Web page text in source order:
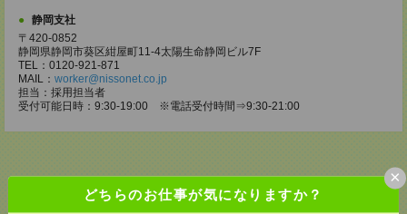
どちらのお仕事が気になりますか？
×
静岡支社
〒420-0852
静岡県静岡市葵区紺屋町11-4太陽生命静岡ビル7F
TEL：0120-921-871
MAIL： worker@nissonet.co.jp
担当：採用担当者
受付可能日時：9:30-19:00 ※電話受付時間⇒9:30-21:00
応募ページへ